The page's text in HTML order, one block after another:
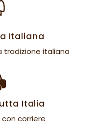
Italiana
tradizione italiana
Italia
corriere